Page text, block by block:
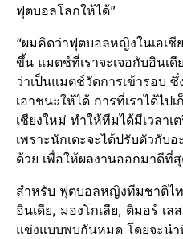
ฟุตบอลโลกให้ได้”
“ผมคิดว่าฟุตบอลหญิงในเอเ
ขึ้น แมตช์ที่เราจะเจอกับอินเ
ว่าเป็นแมตช์วัดการเข้ารอบ ซึ่
เอาชนะให้ได้ การที่เราได้ไป
เชียงใหม่ ทำให้ทีมได้มีเวลาเ
เพราะนักเตะจะได้ปรับตัวกับ
ด้วย เพื่อให้ผลงานออกมาดีที่สุ
สำหรับ ฟุตบอลหญิงทีมชาติไ
อินเดีย, มองโกเลีย, ติมอร์ เล
แข่งแบบพบกันหมด โดยจะน